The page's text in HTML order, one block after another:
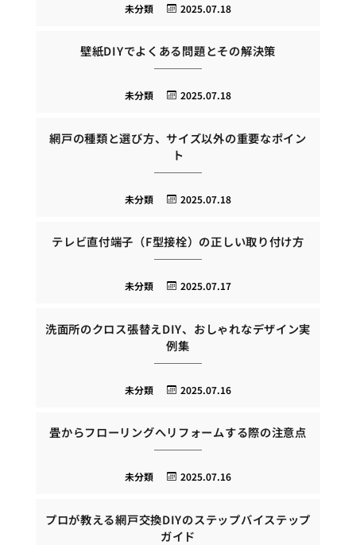
2025.07.18
未分類
壁紙DIYでよくある問題とその解決策
2025.07.18
未分類
網戸の種類と選び方、サイズ以外の重要なポイン
ト
2025.07.18
未分類
テレビ直付端子（F型接栓）の正しい取り付け方
2025.07.17
未分類
洗面所のクロス張替えDIY、おしゃれなデザイン実
例集
2025.07.16
未分類
畳からフローリングへリフォームする際の注意点
2025.07.16
未分類
プロが教える網戸交換DIYのステップバイステップ
ガイド